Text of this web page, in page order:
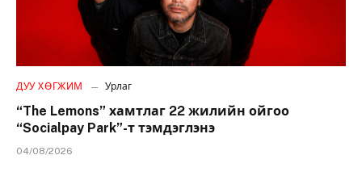
ДУУ ХӨГЖИМ Урлаг
“The Lemons” хамтлаг 22 жилийн ойгоо
“Socialpay Park”-т тэмдэглэнэ
04/08/2026